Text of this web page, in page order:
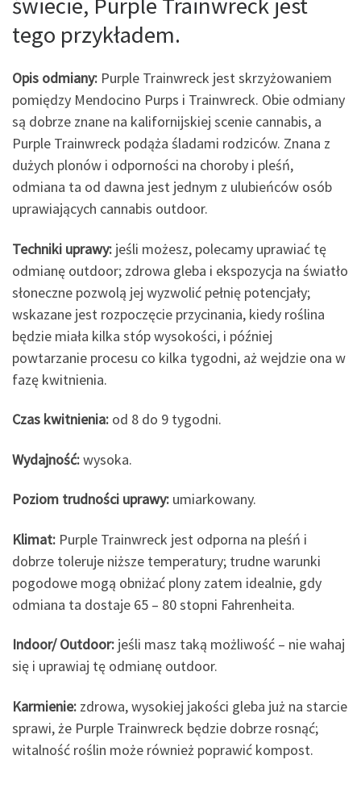
tego przykładem.
Opis odmiany: Purple Trainwreck jest skrzyżowaniem
pomiędzy Mendocino Purps i Trainwreck. Obie odmiany
są dobrze znane na kalifornijskiej scenie cannabis, a
Purple Trainwreck podąża śladami rodziców. Znana z
dużych plonów i odporności na choroby i pleśń,
odmiana ta od dawna jest jednym z ulubieńców osób
uprawiających cannabis outdoor.
Techniki uprawy: jeśli możesz, polecamy uprawiać tę
odmianę outdoor; zdrowa gleba i ekspozycja na światło
słoneczne pozwolą jej wyzwolić pełnię potencjały;
wskazane jest rozpoczęcie przycinania, kiedy roślina
będzie miała kilka stóp wysokości, i później
powtarzanie procesu co kilka tygodni, aż wejdzie ona w
fazę kwitnienia.
Czas kwitnienia: od 8 do 9 tygodni.
Wydajność:wysoka.
Poziom trudności uprawy: umiarkowany.
Klimat: Purple Trainwreck jest odporna na pleśń i
dobrze toleruje niższe temperatury; trudne warunki
pogodowe mogą obniżać plony zatem idealnie, gdy
odmiana ta dostaje 65 – 80 stopni Fahrenheita.
Indoor/ Outdoor: jeśli masz taką możliwość – nie wahaj
się i uprawiaj tę odmianę outdoor.
Karmienie: zdrowa, wysokiej jakości gleba już na starcie
sprawi, że Purple Trainwreck będzie dobrze rosnąć;
witalność roślin może również poprawić kompost.